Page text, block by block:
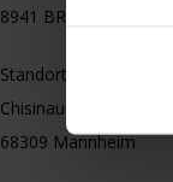
8941 BR
Standort Deutschland
Chisinauer Platz 2
68309 Mannheim